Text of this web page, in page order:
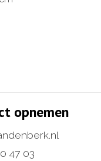
opnemen
47 03